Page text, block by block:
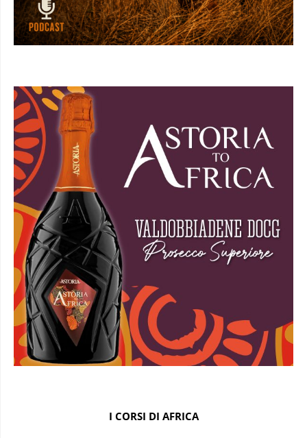
I CORSI DI AFRICA